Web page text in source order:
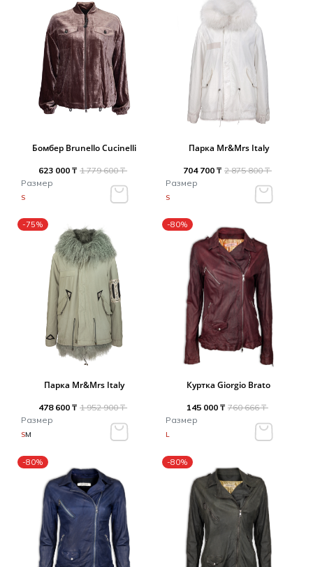
Бомбер Brunello Cucinelli
623 000 ₸ 1 779 600 ₸
Размер
S
Парка Mr&Mrs Italy
704 700 ₸ 2 875 800 ₸
Размер
S
-75%
Парка Mr&Mrs Italy
478 600 ₸ 1 952 900 ₸
Размер
SM
-80%
Куртка Giorgio Brato
145 000 ₸ 760 666 ₸
Размер
L
-80% -80%